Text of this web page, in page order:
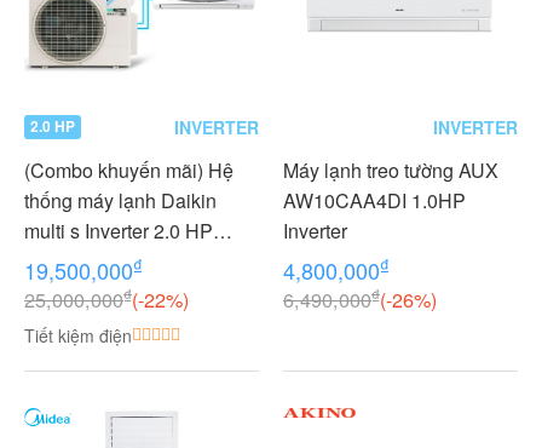
2.0 HP INVERTER
(Combo khuyến mãi) Hệ
thống máy lạnh Daikin
multi s Inverter 2.0 HP
(2HP Ngựa) - 1 dàn nóng 2
dàn lạnh (1.0 + 1.0 HP (1
Ngựa) MKC50RVMV-
CTKC25RVMV+CTKC25R
19,500,000₫
25,000,000₫(-22%)
Tiết kiệm điện
INVERTER
Máy lạnh treo tường AUX
AW10CAA4DI 1.0HP
Inverter
4,800,000₫
6,490,000₫(-26%)